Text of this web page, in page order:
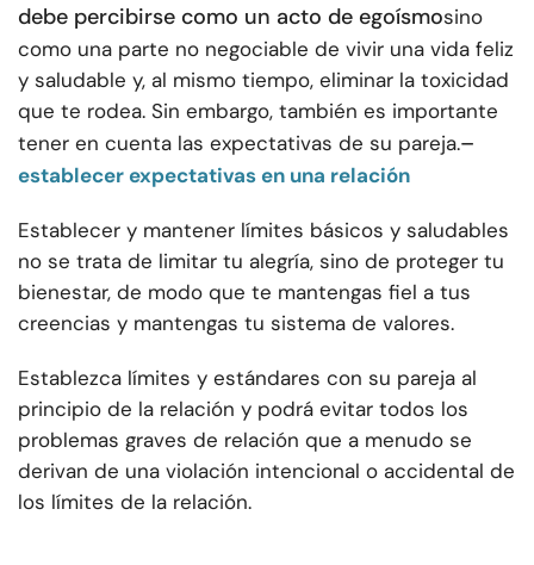
debe percibirse como un acto de egoísmosino
como una parte no negociable de vivir una vida feliz
y saludable y, al mismo tiempo, eliminar la toxicidad
que te rodea. Sin embargo, también es importante
tener en cuenta las expectativas de su pareja.–
establecer expectativas en una relación
Establecer y mantener límites básicos y saludables
no se trata de limitar tu alegría, sino de proteger tu
bienestar, de modo que te mantengas fiel a tus
creencias y mantengas tu sistema de valores.
Establezca límites y estándares con su pareja al
principio de la relación y podrá evitar todos los
problemas graves de relación que a menudo se
derivan de una violación intencional o accidental de
los límites de la relación.